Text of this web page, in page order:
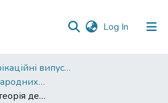
Log In (current)
01. Кваліфікаційні випускні роботи здобувачів вищої освіти
Факультет міжнародних відносин, політології та соціології
Плюралістична теорія демократії та сучасний політичний процес